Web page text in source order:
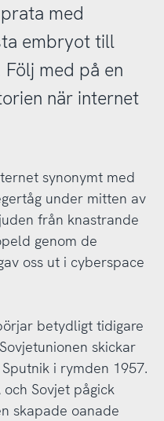
med
embryot till
med på en
när internet
synonymt med
under mitten av
från knastrande
genom de
oss ut i cyberspace
betydligt tidigare
skickar
i rymden 1957.
Sovjet pågick
skapade oanade